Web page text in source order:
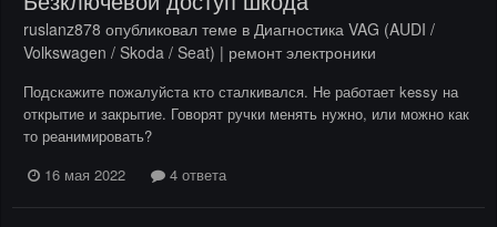
ruslanz878 опубликовал теме в Диагностика VAG (AUDI /
Volkswagen / Skoda / Seat) | ремонт электроники
Подскажите пожалуйста кто сталкивался. Не работает kessy на
открытие и закрытие. Говорят ручки менять нужно, или можно как
то реанимировать?
16 мая 2022
4 ответа